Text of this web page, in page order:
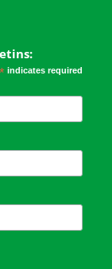
*indicates required